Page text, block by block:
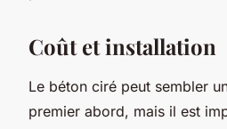
Coût et installation
Le béton ciré peut sembler
premier abord, mais il est